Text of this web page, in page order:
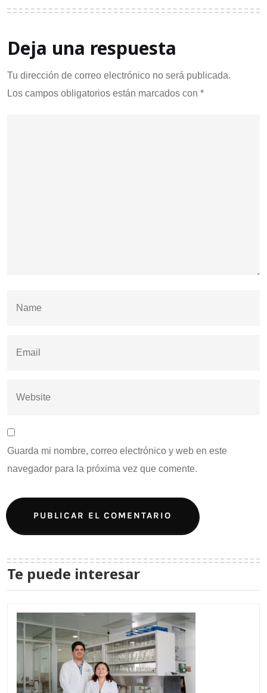
Deja una respuesta
Tu dirección de correo electrónico no será publicada.
Los campos obligatorios están marcados con *
Guarda mi nombre, correo electrónico y web en este
navegador para la próxima vez que comente.
Te puede interesar